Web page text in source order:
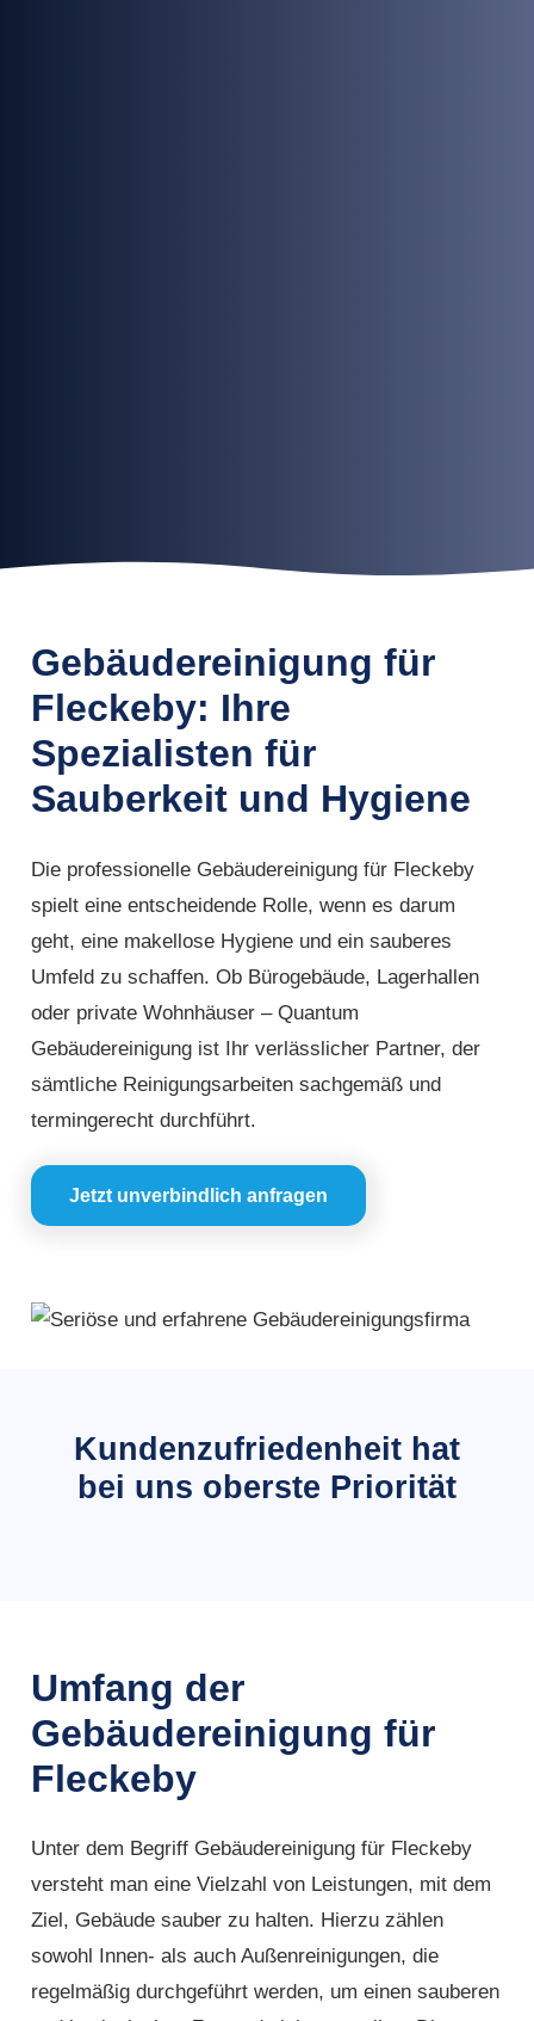
Gebäudereinigung für
Fleckeby: Ihre
Spezialisten für
Sauberkeit und Hygiene
Die professionelle Gebäudereinigung für Fleckeby
spielt eine entscheidende Rolle, wenn es darum
geht, eine makellose Hygiene und ein sauberes
Umfeld zu schaffen. Ob Bürogebäude, Lagerhallen
oder private Wohnhäuser – Quantum
Gebäudereinigung ist Ihr verlässlicher Partner, der
sämtliche Reinigungsarbeiten sachgemäß und
termingerecht durchführt.
Jetzt unverbindlich anfragen
Kundenzufriedenheit hat
bei uns oberste Priorität
Umfang der
Gebäudereinigung für
Fleckeby
Unter dem Begriff Gebäudereinigung für Fleckeby
versteht man eine Vielzahl von Leistungen, mit dem
Ziel, Gebäude sauber zu halten. Hierzu zählen
sowohl Innen- als auch Außenreinigungen, die
regelmäßig durchgeführt werden, um einen sauberen